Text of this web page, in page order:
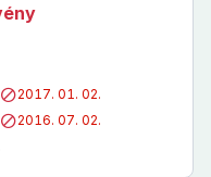
2017. 01. 02.
2016. 07. 02.